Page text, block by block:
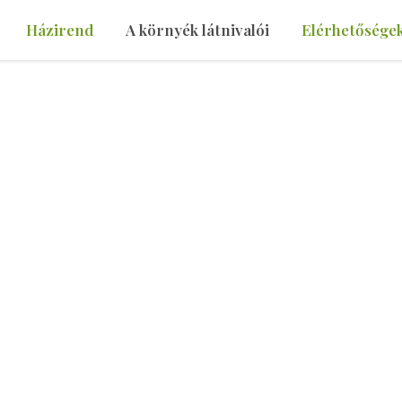
Házirend A környék látnivalói